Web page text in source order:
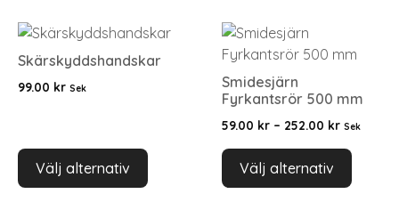
Skärskyddshandskar
99.00 kr Sek
Välj alternativ
Smidesjärn
Fyrkantsrör 500 mm
59.00 kr – 252.00 kr Sek
Välj alternativ